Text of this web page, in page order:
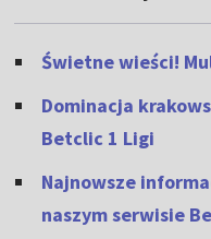
Świetne wieści!
Dominacja
Betclic 1 Ligi
Najnowsze
naszym serwisie